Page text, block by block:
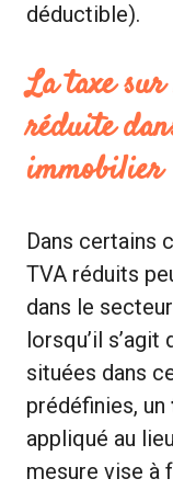
déductible).
La taxe
réduite
immobilier
Dans certains
TVA réduits
dans le
lorsqu’il
situées dans
prédéfinies, un
appliqué au
mesure vise à